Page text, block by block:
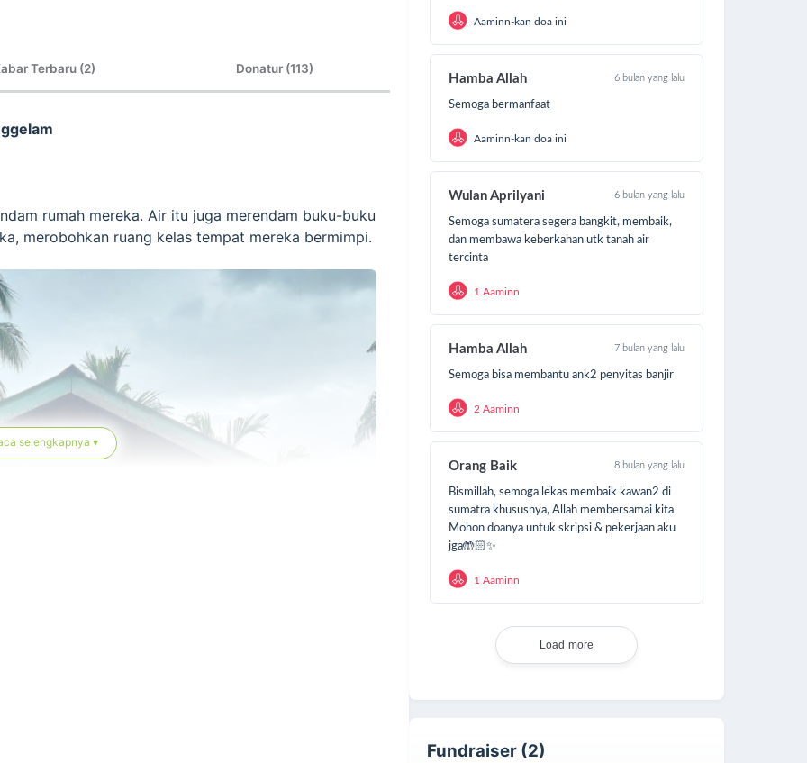
Terbaru (2) Donatur (113)
rumah mereka. Air itu juga merendam buku-buku
merobohkan ruang kelas tempat mereka bermimpi.
selengkapnya ▾
Aaminn-kan doa ini
Hamba Allah 6 bulan yang lalu
Semoga bermanfaat
Aaminn-kan doa ini
Wulan Aprilyani 6 bulan yang lalu
Semoga sumatera segera bangkit, membaik,
dan membawa keberkahan utk tanah air
tercinta
1 Aaminn
Hamba Allah 7 bulan yang lalu
Semoga bisa membantu ank2 penyitas banjir
2 Aaminn
Orang Baik 8 bulan yang lalu
Bismillah, semoga lekas membaik kawan2 di
sumatra khususnya, Allah membersamai kita
Mohon doanya untuk skripsi & pekerjaan aku
jga🤲🏻✨️
1 Aaminn
Load more
Fundraiser (2)